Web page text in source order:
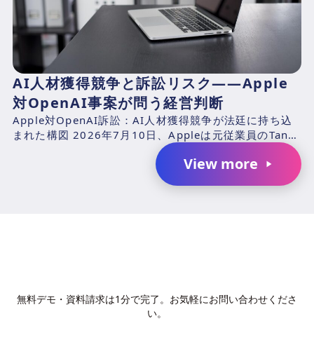
AI人材獲得競争と訴訟リスク――Apple
対OpenAI事案が問う経営判断
Apple対OpenAI訴訟：AI人材獲得競争が法廷に持ち込
まれた構図 2026年7月10日、Appleは元従業員のTang
View more
無料デモ・資料請求は1分で完了。お気軽にお問い合わせくださ
い。